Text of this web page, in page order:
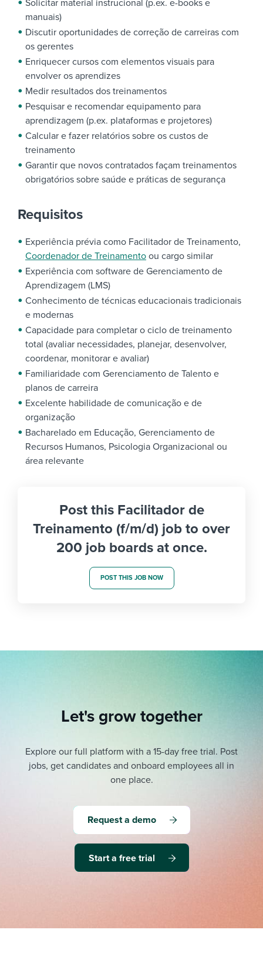
Solicitar material instrucional (p.ex. e-books e
manuais)
Discutir oportunidades de correção de carreiras com
os gerentes
Enriquecer cursos com elementos visuais para
envolver os aprendizes
Medir resultados dos treinamentos
Pesquisar e recomendar equipamento para
aprendizagem (p.ex. plataformas e projetores)
Calcular e fazer relatórios sobre os custos de
treinamento
Garantir que novos contratados façam treinamentos
obrigatórios sobre saúde e práticas de segurança
Requisitos
Experiência prévia como Facilitador de Treinamento,
Coordenador de Treinamento ou cargo similar
Experiência com software de Gerenciamento de
Aprendizagem (LMS)
Conhecimento de técnicas educacionais tradicionais
e modernas
Capacidade para completar o ciclo de treinamento
total (avaliar necessidades, planejar, desenvolver,
coordenar, monitorar e avaliar)
Familiaridade com Gerenciamento de Talento e
planos de carreira
Excelente habilidade de comunicação e de
organização
Bacharelado em Educação, Gerenciamento de
Recursos Humanos, Psicologia Organizacional ou
área relevante
Post this Facilitador de
Treinamento (f/m/d) job to over
200 job boards at once.
POST THIS JOB NOW
Let's grow together
Explore our full platform with a 15-day free trial. Post
jobs, get candidates and onboard employees all in
one place.
Request a demo
Start a free trial